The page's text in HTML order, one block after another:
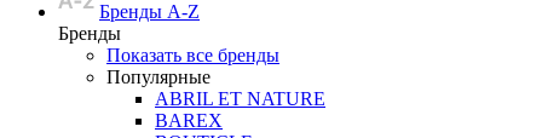
Бренды A-Z
Бренды
Показать все бренды
Популярные
ABRIL ET NATURE
BAREX